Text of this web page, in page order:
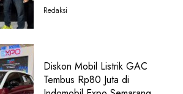
Redaksi
Diskon Mobil Listrik GAC
Tembus Rp80 Juta di